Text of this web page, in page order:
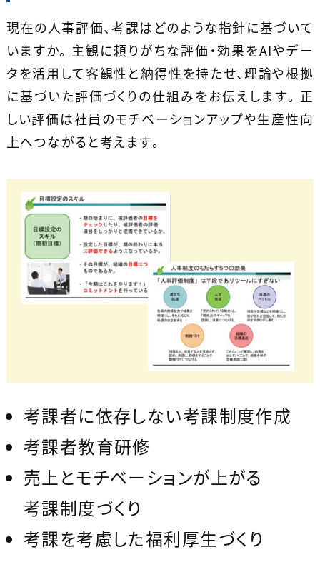
現在の人事評価、考課はどのような指針に基づいて
いますか。 主観に頼りがちな評価・効果をAIやデー
タを活用して客観性と納得性を持たせ、理論や根拠
に基づいた評価づくりの仕組みをお伝えします。 正
しい評価は社員のモチベーションアップや生産性向
上へつながると考えます。
考課者に依存しない考課制度作成
考課者教育研修
売上とモチベーションが上がる
考課制度づくり
考課を考慮した福利厚生づくり